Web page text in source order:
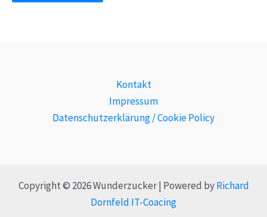
Kontakt
Impressum
Datenschutzerklärung / Cookie Policy
Copyright © 2026 Wunderzucker | Powered byRichard
Dornfeld IT-Coacing